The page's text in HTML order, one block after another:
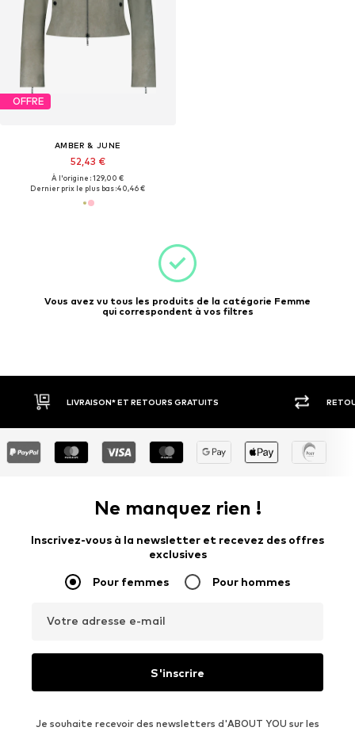
OFFRE
AMBER & JUNE
52,43 €
À l'origine : 129,00 €
Dernier prix le plus bas :40,46 €
Vous avez vu tous les produits de la catégorie Femme
qui correspondent à vos filtres
RETOUR SOUS 30 JOURS LARGE
Ne manquez rien !
Inscrivez-vous à la newsletter et recevez des offres
exclusives
Pour femmes Pour hommes
Votre adresse e-mail
S'inscrire
Je souhaite recevoir des newsletters d'ABOUT YOU sur les